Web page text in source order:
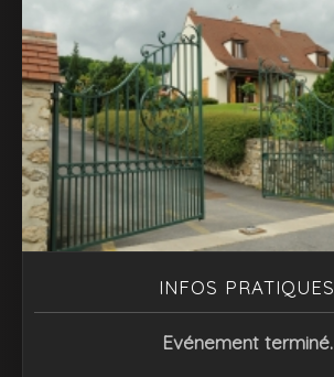
INFOS PRATIQUES
Evénement terminé.